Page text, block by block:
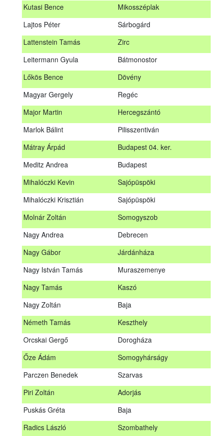
Kutasi Bence
Mikosszéplak
Lajtos Péter
Sárbogárd
Lattenstein Tamás
Zirc
Leitermann Gyula
Bátmonostor
Lőkös Bence
Dövény
Magyar Gergely
Regéc
Major Martin
Hercegszántó
Marlok Bálint
Pilisszentiván
Mátray Árpád
Budapest 04. ker.
Meditz Andrea
Budapest
Mihalóczki Kevin
Sajópüspöki
Mihalóczki Krisztián
Sajópüspöki
Molnár Zoltán
Somogyszob
Nagy Andrea
Debrecen
Nagy Gábor
Járdánháza
Nagy István Tamás
Muraszemenye
Nagy Tamás
Kaszó
Nagy Zoltán
Baja
Németh Tamás
Keszthely
Orcskai Gergő
Dorogháza
Őze Ádám
Somogyhárságy
Parczen Benedek
Szarvas
Piri Zoltán
Adorjás
Puskás Gréta
Baja
Radics László
Szombathely
A továbbképzés vizsgával zárul!
Jelentkezés, lemondás
Jelentkezni a továbbképzésre kizárólag a Nébih honlapján
elhelyezett űrlapon lehet. A jelentkezés elfogadásáról
Kovács Dániel
Sárbogárd
Lattenstein Tamás
Zirc
Leitermann Gyula
Bátmonostor
Magyar Gergely
Regéc
Hercegszántó
Pilisszentiván
Budapest 04. ker.
Budapest
Mihalóczki Kevin
Mihalóczki Krisztián
Molnár Zoltán
Somogyszob
Nagy Andrea
Nagy Gábor
Járdánháza
Muraszemenye
Nagy Tamás
Kaszó
Keszthely
Dorogháza